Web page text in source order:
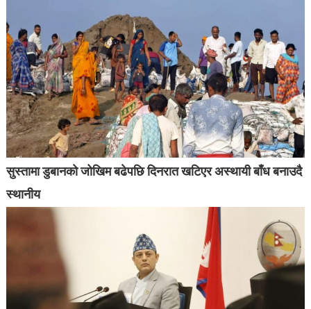
सुस्तामा डुबानको जोखिम बढेपछि दिनरात खटिएर अस्थायी बाँध बनाउदै
स्थानीय